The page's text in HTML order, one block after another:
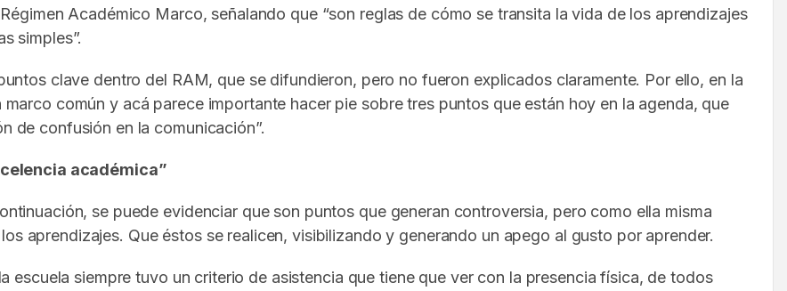
Académico Marco, señalando que “son reglas de cómo se transita la vida de los aprendizajes
simples”.
clave dentro del RAM, que se difundieron, pero no fueron explicados claramente. Por ello, en la
común y acá parece importante hacer pie sobre tres puntos que están hoy en la agenda, que
de confusión en la comunicación”.
académica”
se puede evidenciar que son puntos que generan controversia, pero como ella misma
aprendizajes. Que éstos se realicen, visibilizando y generando un apego al gusto por aprender.
escuela siempre tuvo un criterio de asistencia que tiene que ver con la presencia física, de todos